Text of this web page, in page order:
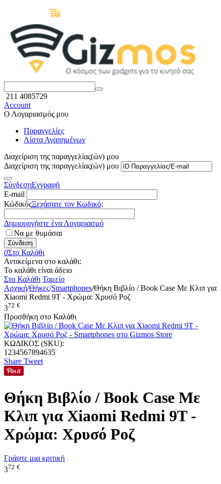
211 4085729
Account
Ο Λογαριασμός μου
Παραγγελίες
Λίστα Αγαπημένων
Διαχείριση της παραγγελίας(ών) μου
Διαχείριση της παραγγελίας(ών) μου
ΣύνδεσηΕγγραφή
E-mail
ΚώδικόςΞεχάσατε τον Κωδικό;
Δημιουργήστε ένα Λογαριασμό
Να με θυμάσαι
Σύνδεση
0Στο Καλάθι
Αντικείμενα στο καλάθι:
Το καλάθι είναι άδειο
Στο Καλάθι Ταμείο
Αρχική/Θήκες/Smartphones/Θήκη Βιβλίο / Book Case Με Κλιπ για
Xiaomi Redmi 9T - Χρώμα: Χρυσό Ροζ
372 €
Προσθήκη στο Καλάθι
ΚΩΔΙΚΟΣ (SKU):
1234567894635
Share Tweet
Θήκη Βιβλίο / Book Case Με
Κλιπ για Xiaomi Redmi 9T -
Χρώμα: Χρυσό Ροζ
Γράψτε μια κριτική
372 €